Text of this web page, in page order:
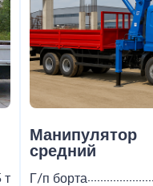
т
Манипулятор
средний
Г/п борта